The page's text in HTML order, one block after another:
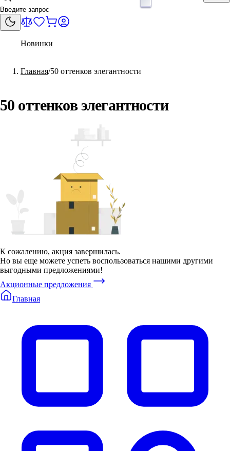
Новинки
Главная 50 оттенков элегантности
50 оттенков элегантности
К сожалению, акция завершилась.
Но вы еще можете успеть воспользоваться нашими другими
выгодными предложениями!
Акционные предложения
Главная